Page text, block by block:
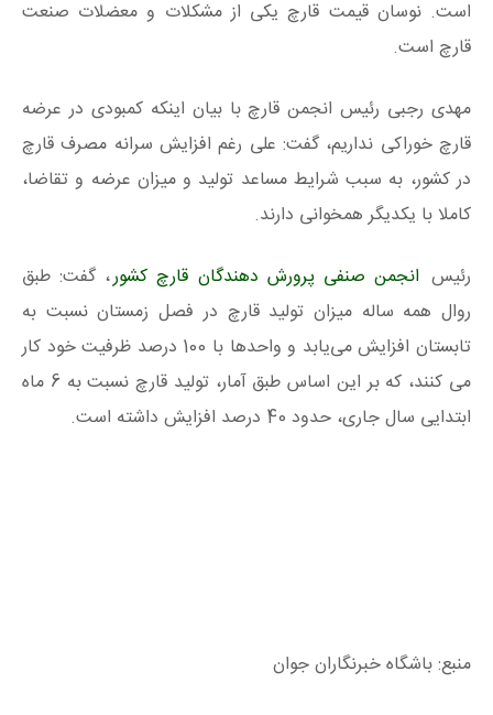
است. نوسان قیمت قارچ یکی از مشکلات و معضلات صنعت
قارچ است.
مهدی رجبی رئیس انجمن قارچ با بیان اینکه کمبودی در عرضه
قارچ خوراکی نداریم، گفت: علی رغم افزایش سرانه مصرف قارچ
در کشور، به سبب شرایط مساعد تولید و میزان عرضه و تقاضا،
کاملا با یکدیگر همخوانی دارند.
رئیس انجمن صنفی پرورش دهندگان قارچ کشور، گفت: طبق
روال همه ساله میزان تولید قارچ در فصل زمستان نسبت به
تابستان افزایش می‌یابد و واحدها با 100 درصد ظرفیت خود کار
می کنند، که بر این اساس طبق آمار، تولید قارچ نسبت به 6 ماه
ابتدایی سال جاری، حدود 40 درصد افزایش داشته است.
منبع: باشگاه خبرنگاران جوان